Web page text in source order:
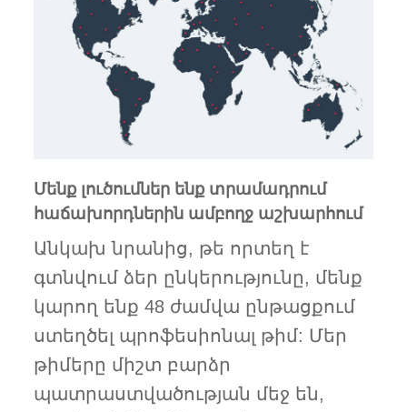
Մենք լուծումներ ենք տրամադրում
հաճախորդներին ամբողջ աշխարհում
Անկախ նրանից, թե որտեղ է
գտնվում ձեր ընկերությունը, մենք
կարող ենք 48 ժամվա ընթացքում
ստեղծել պրոֆեսիոնալ թիմ: Մեր
թիմերը միշտ բարձր
պատրաստվածության մեջ են,